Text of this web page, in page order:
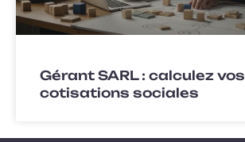
Gérant SARL : calculez vos
cotisations sociales